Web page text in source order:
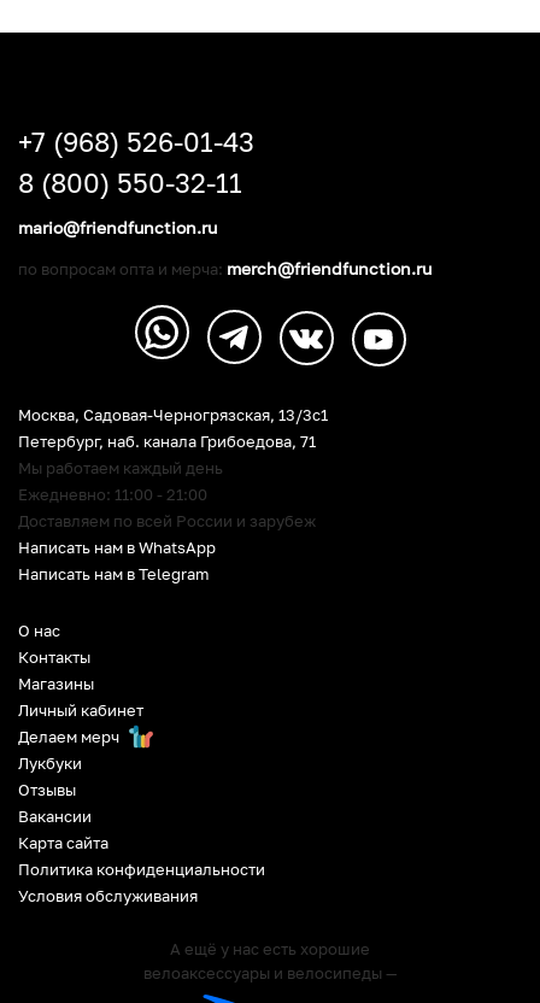
О нас
Контакты
Магазины
Личный кабинет
Делаем мерч
Лукбуки
Отзывы
Вакансии
Карта сайта
Политика конфиденциальности
Условия обслуживания
А ещё у нас есть хорошие
велоаксессуары и велосипеды —
Москва, Садовая-Черногрязская, 13/3c1
Петербург, наб. канала Грибоедова, 71
Мы работаем каждый день
Ежедневно: 11:00 - 21:00
Доставляем по всей России и зарубеж
Написать нам в WhatsApp
Написать нам в Telegram
+7 (968) 526-01-43
8 (800) 550-32-11
mario@friendfunction.ru
по вопросам опта и мерча: merch@friendfunction.ru